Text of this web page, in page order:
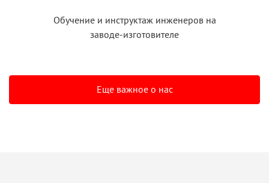
Обучение и инструктажинженеров на
заводе-изготовителе
Еще важное о нас